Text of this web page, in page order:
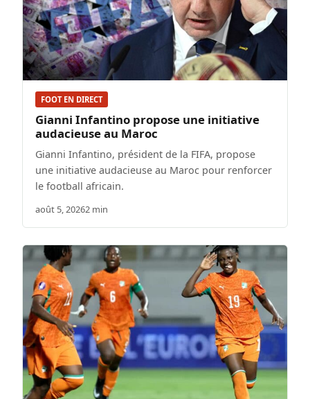
FOOT EN DIRECT
Gianni Infantino propose une initiative
audacieuse au Maroc
Gianni Infantino, président de la FIFA, propose
une initiative audacieuse au Maroc pour renforcer
le football africain.
août 5, 20262 min